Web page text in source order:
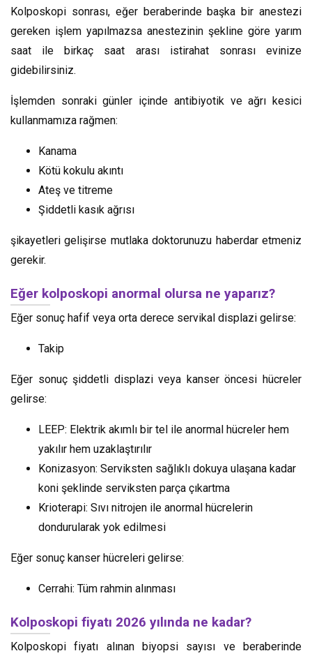
Kolposkopi sonrası, eğer beraberinde başka bir anestezi
gereken işlem yapılmazsa anestezinin şekline göre yarım
saat ile birkaç saat arası istirahat sonrası evinize
gidebilirsiniz.
İşlemden sonraki günler içinde antibiyotik ve ağrı kesici
kullanmamıza rağmen:
Kanama
Kötü kokulu akıntı
Ateş ve titreme
Şiddetli kasık ağrısı
şikayetleri gelişirse mutlaka doktorunuzu haberdar etmeniz
gerekir.
Eğer kolposkopi anormal olursa ne yaparız?
Eğer sonuç hafif veya orta derece servikal displazi gelirse:
Takip
Eğer sonuç şiddetli displazi veya kanser öncesi hücreler
gelirse:
LEEP: Elektrik akımlı bir tel ile anormal hücreler hem
yakılır hem uzaklaştırılır
Konizasyon: Serviksten sağlıklı dokuya ulaşana kadar
koni şeklinde serviksten parça çıkartma
Krioterapi: Sıvı nitrojen ile anormal hücrelerin
dondurularak yok edilmesi
Eğer sonuç kanser hücreleri gelirse:
Cerrahi: Tüm rahmin alınması
Kolposkopi fiyatı 2026 yılında ne kadar?
Kolposkopi fiyatı alınan biyopsi sayısı ve beraberinde